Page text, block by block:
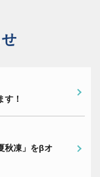
す！
秋凍」をβオ